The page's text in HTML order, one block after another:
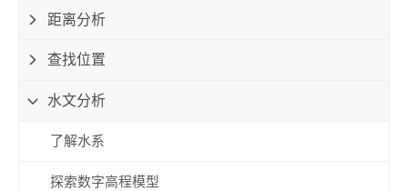
距离分析
查找位置
水文分析
了解水系
探索数字高程模型